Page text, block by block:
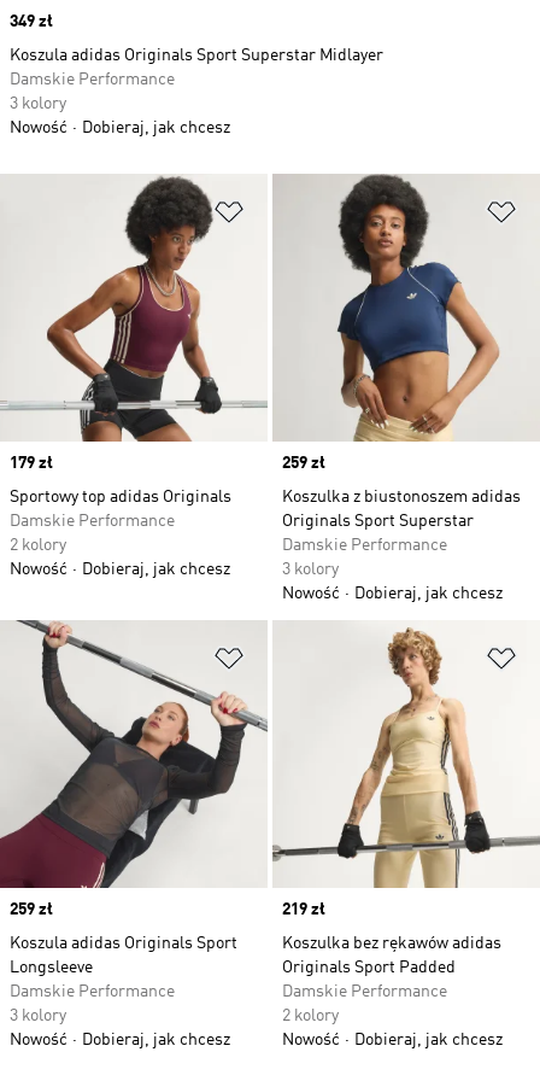
Dodaj do listy życzeń
Price
179 zł
Sportowy top adidas Originals
Damskie Performance
2 kolory
Nowość
Dobieraj, jak chcesz
Price
259 zł
Koszulka z biustonoszem adidas
Originals Sport Superstar
Damskie Performance
3 kolory
Nowość
Dobieraj, jak chcesz
Dodaj do listy życzeń
Price
259 zł
Koszula adidas Originals Sport
Longsleeve
Damskie Performance
3 kolory
Nowość
Dobieraj, jak chcesz
Price
219 zł
Koszulka bez rękawów adidas
Originals Sport Padded
Damskie Performance
2 kolory
Nowość
Dobieraj, jak chcesz
Price
349 zł
Koszula adidas Originals Sport Superstar Midlayer
Damskie Performance
3 kolory
Nowość
Dobieraj, jak chcesz